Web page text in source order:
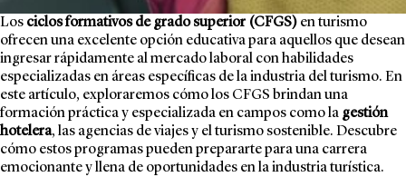
Los ciclos formativos de grado superior (CFGS) en turismo
ofrecen una excelente opción educativa para aquellos que desean
ingresar rápidamente al mercado laboral con habilidades
especializadas en áreas específicas de la industria del turismo. En
este artículo, exploraremos cómo los CFGS brindan una
formación práctica y especializada en campos como la gestión
hotelera, las agencias de viajes y el turismo sostenible. Descubre
cómo estos programas pueden prepararte para una carrera
emocionante y llena de oportunidades en la industria turística.